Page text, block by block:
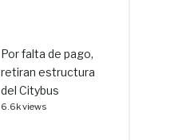
Por falta de pago,
retiran estructura
del Citybus
6.6k views